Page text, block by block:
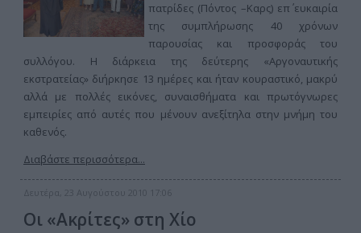
πατρίδες (Πόντος –Καρς) επ΄ ευκαιρία
της συμπλήρωσης 40 χρόνων
παρουσίας και προσφοράς του
συλλόγου. Η διάρκεια της δεύτερης «Αργοναυτικής
εκστρατείας» διήρκησε 13 ημέρες και ήταν κουραστικό, μακρύ
αλλά με πολλές εικόνες, συναισθήματα και πρωτόγνωρες
εμπειρίες από αυτές που μένουν ανεξίτηλα στην μνήμη του
καθενός.
Διαβάστε περισσότερα...
Δευτέρα, 23 Αυγούστου 2010 17:06
Οι «Ακρίτες» στη Χίο